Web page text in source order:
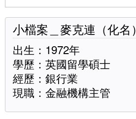
小檔案＿麥克連（化名）
出生：1972年
學歷：英國留學碩士
經歷：銀行業
現職：金融機構主管